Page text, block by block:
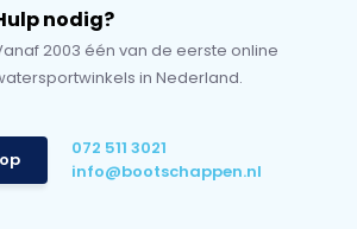
nodig?
2003 één van de eerste online
in Nederland.
072 511 3021
info@bootschappen.nl